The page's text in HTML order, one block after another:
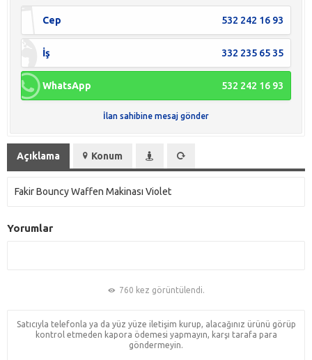
Cep 532 242 16 93
İş 332 235 65 35
WhatsApp 532 242 16 93
İlan sahibine mesaj gönder
Açıklama Konum
Fakir Bouncy Waffen Makinası Violet
Yorumlar
760 kez görüntülendi.
Satıcıyla telefonla ya da yüz yüze iletişim kurup, alacağınız ürünü görüp
kontrol etmeden kapora ödemesi yapmayın, karşı tarafa para
göndermeyin.